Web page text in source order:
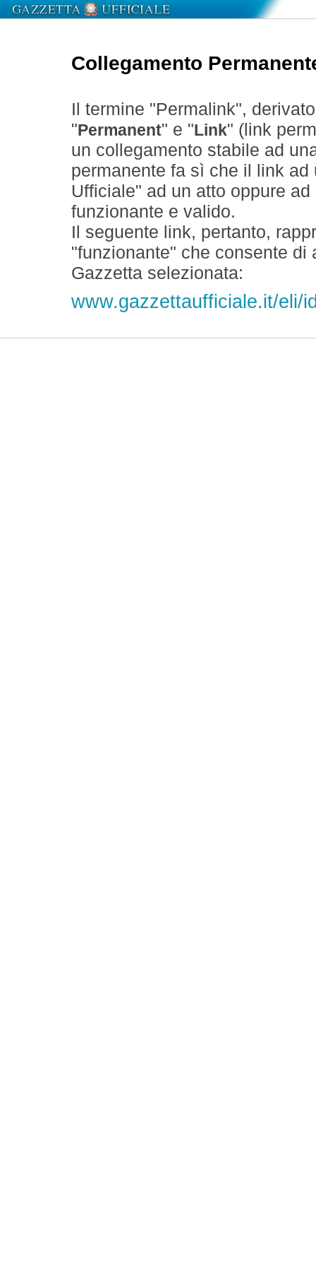
Collegamento
Il termine "Permalink",
" Permanent" e " Link" (link
un collegamento stabile ad
permanente fa sì che il link
Ufficiale" ad un atto oppure
funzionante e valido.
Il seguente link, pertanto,
"funzionante" che consente
Gazzetta selezionata:
www.gazzettaufficiale.it/eli/